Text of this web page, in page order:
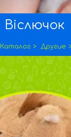
Віслючок
Каталог Другие